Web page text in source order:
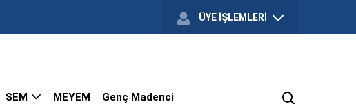
ÜYE İŞLEMLERİ
SEM MEYEM Genç Madenci